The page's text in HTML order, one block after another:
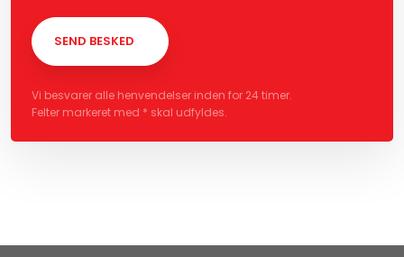
Vi besvarer alle henvendelser inden for 24 timer.
Felter markeret med * skal udfyldes.​